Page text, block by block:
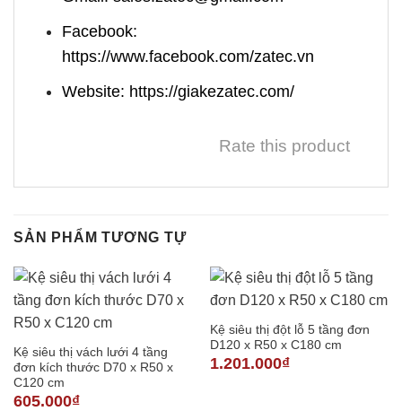
Facebook:
https://www.facebook.com/zatec.vn
Website: https://giakezatec.com/
Rate this product
SẢN PHẨM TƯƠNG TỰ
Kệ siêu thị vách lưới 4 tầng
đơn kích thước D70 x R50 x
C120 cm
605.000₫
Kệ siêu thị đột lỗ 5 tầng đơn
D120 x R50 x C180 cm
1.201.000₫